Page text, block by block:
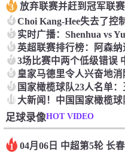
3
4
5
6 英超联赛排行榜：阿森
7
8
9
10
足球录像HOT VIDEO
1 04月06日 中超第5轮 长